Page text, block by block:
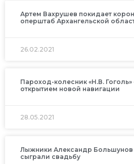
Артем Вахрушев покидает
оперштаб Архангельской
26.02.2021
Пароход-колесник «Н.В. Гоголь»
открытием новой навигации
28.05.2021
Лыжники Александр Большунов
сыграли свадьбу